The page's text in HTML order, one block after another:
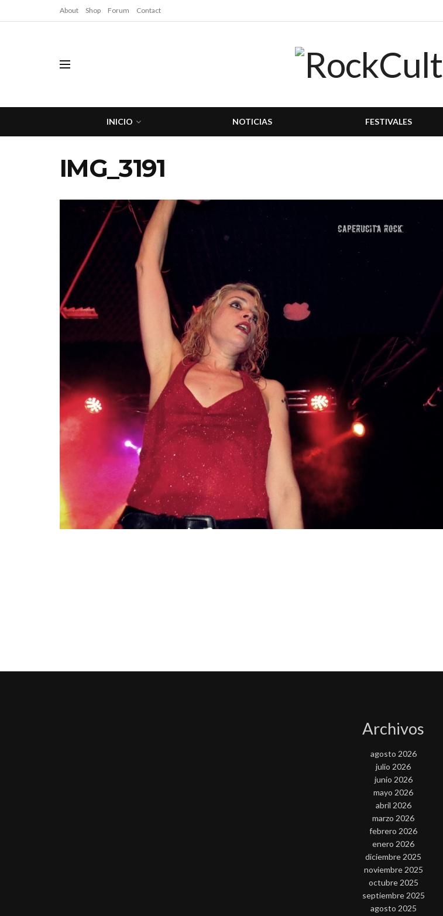
About Shop Forum Contact
INICIO NOTICIAS FESTIVALES
IMG_3191
Archivos
agosto 2026
julio 2026
junio 2026
mayo 2026
abril 2026
marzo 2026
febrero 2026
enero 2026
diciembre 2025
noviembre 2025
octubre 2025
septiembre 2025
agosto 2025